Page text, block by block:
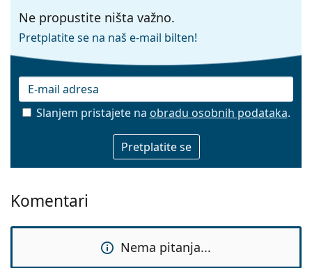
Ne propustite ništa važno.
Pretplatite se na naš e-mail bilten!
Slanjem pristajete na obradu osobnih podataka.
Komentari
Nema pitanja...